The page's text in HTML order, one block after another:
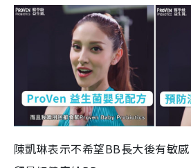
陳凱琳表示不希望BB長大後有敏